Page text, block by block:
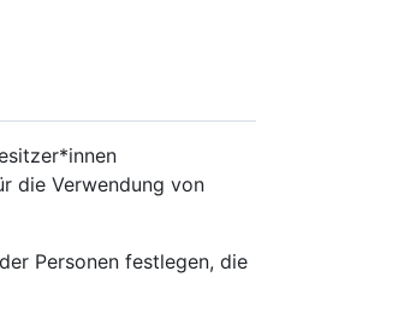
die Verwendung von
Personen festlegen, die